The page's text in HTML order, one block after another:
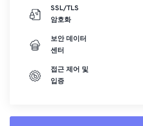
SSL/TLS
암호화
보안 데이터
센터
접근 제어 및
입증